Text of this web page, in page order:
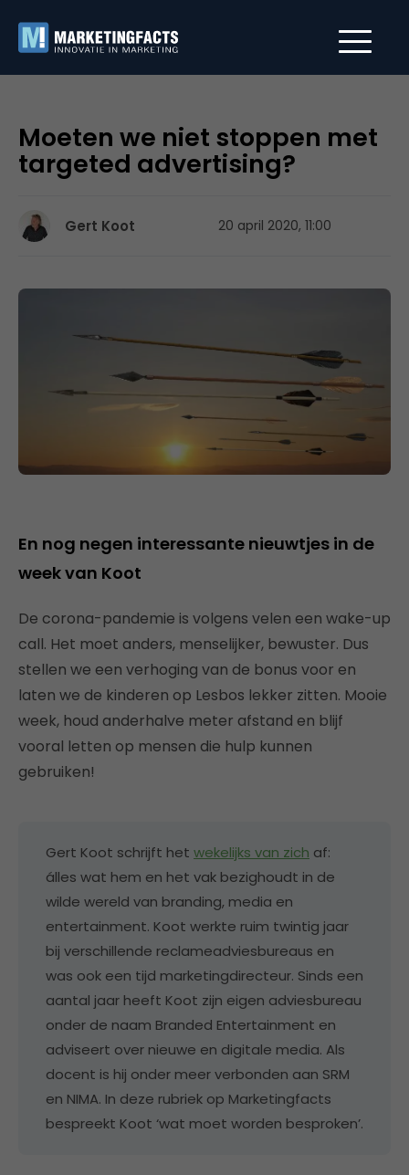
Moeten we niet stoppen met
targeted advertising?
Gert Koot 20 april 2020, 11:00
En nog negen interessante nieuwtjes in de
week van Koot
De corona-pandemie is volgens velen een wake-up
call. Het moet anders, menselijker, bewuster. Dus
stellen we een verhoging van de bonus voor en
laten we de kinderen op Lesbos lekker zitten. Mooie
week, houd anderhalve meter afstand en blijf
vooral letten op mensen die hulp kunnen
gebruiken!
Gert Koot schrijft het wekelijks van zich af:
álles wat hem en het vak bezighoudt in de
wilde wereld van branding, media en
entertainment. Koot werkte ruim twintig jaar
bij verschillende reclameadviesbureaus en
was ook een tijd marketingdirecteur. Sinds een
aantal jaar heeft Koot zijn eigen adviesbureau
onder de naam Branded Entertainment en
adviseert over nieuwe en digitale media. Als
docent is hij onder meer verbonden aan SRM
en NIMA. In deze rubriek op Marketingfacts
bespreekt Koot ‘wat moet worden besproken’.